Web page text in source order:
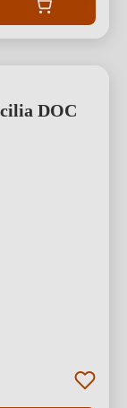
DOC
von 5